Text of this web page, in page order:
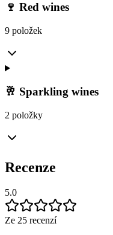
🍷 Red wines
9 položek
🥂 Sparkling wines
2 položky
Recenze
5.0
Ze 25 recenzí